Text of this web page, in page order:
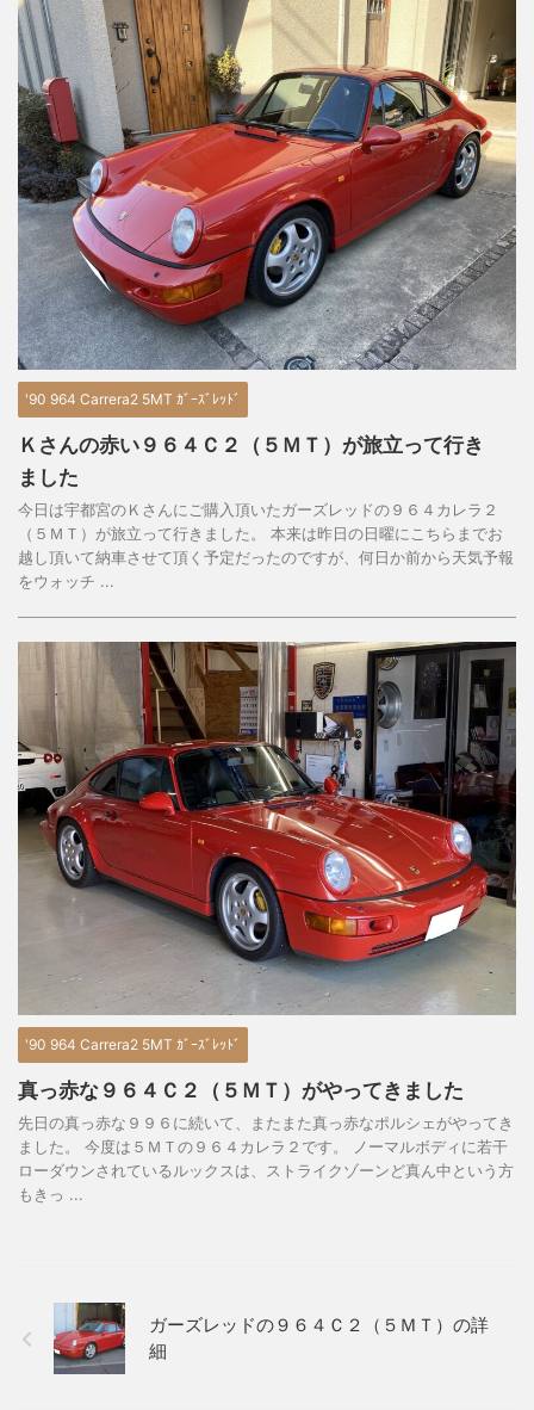
'90 964 Carrera2 5MT ｶﾞｰｽﾞﾚｯﾄﾞ
Ｋさんの赤い９６４Ｃ２（５ＭＴ）が旅立って行き
ました
今日は宇都宮のＫさんにご購入頂いたガーズレッドの９６４カレラ２
（５ＭＴ）が旅立って行きました。 本来は昨日の日曜にこちらまでお
越し頂いて納車させて頂く予定だったのですが、何日か前から天気予報
をウォッチ ...
'90 964 Carrera2 5MT ｶﾞｰｽﾞﾚｯﾄﾞ
真っ赤な９６４Ｃ２（５ＭＴ）がやってきました
先日の真っ赤な９９６に続いて、またまた真っ赤なポルシェがやってき
ました。 今度は５ＭＴの９６４カレラ２です。 ノーマルボディに若干
ローダウンされているルックスは、ストライクゾーンど真ん中という方
もきっ ...
ガーズレッドの９６４Ｃ２（５ＭＴ）の詳
細